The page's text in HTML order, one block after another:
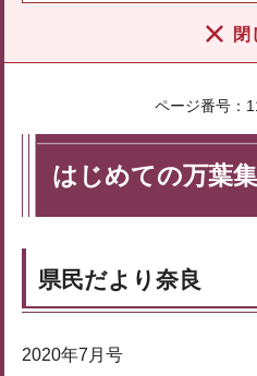
閉
ページ番号：
はじめての万葉集
県民だより奈良
2020年7月号